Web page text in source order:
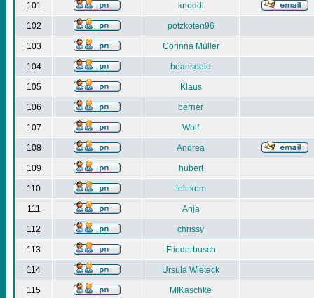
101 knoddl
102 potzkoten96
103 Corinna Müller
104 beanseele
105 Klaus
106 berner
107 Wolf
108 Andrea
109 hubert
110 telekom
111 Anja
112 chrissy
113 Fliederbusch
114 Ursula Wieteck
115 MIKaschke